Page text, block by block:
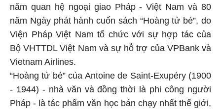
năm quan hệ ngoại giao Pháp - Việt Nam và 80
năm Ngày phát hành cuốn sách “Hoàng tử bé”, do
Viện Pháp Việt Nam tổ chức với sự hợp tác của
Bộ VHTTDL Việt Nam và sự hỗ trợ của VPBank và
Vietnam Airlines.
“Hoàng tử bé” của Antoine de Saint-Exupéry (1900
- 1944) - nhà văn và đồng thời là phi công người
Pháp - là tác phẩm văn học bán chạy nhất thế giới,